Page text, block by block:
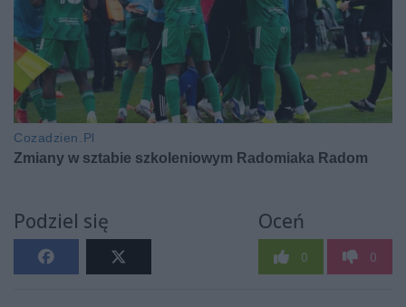
Podziel się Oceń
0 0